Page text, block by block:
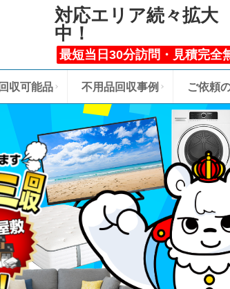
対応エリア続々拡大
中！
最短当日30分訪問・見積完全
収可能品 不用品回収事例 ご依頼